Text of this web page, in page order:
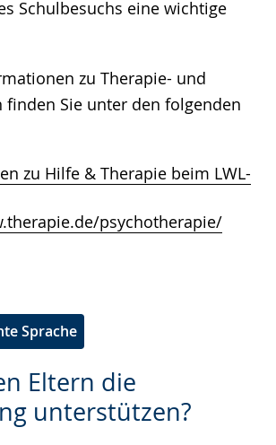
Schulbesuchs eine wichtige
zu Therapie- und
finden Sie unter den folgenden
zu Hilfe & Therapie beim LWL-
psychotherapie/
Eltern die
unterstützen?
Sprache